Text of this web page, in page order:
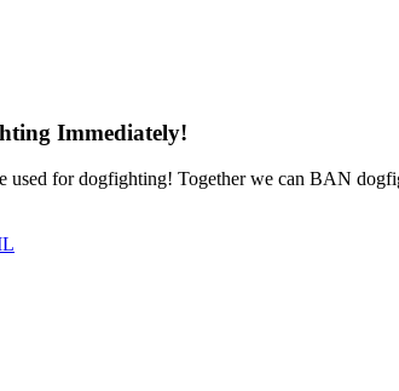
Immediately!
used for dogfighting! Together we can BAN